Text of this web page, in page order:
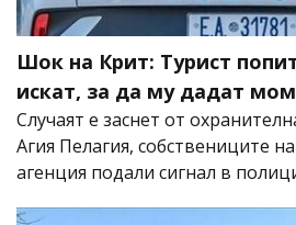
Шок на Крит: Турист
искат, за да му дадат
Случаят е заснет от
Агия Пелагия, собствениците
агенция подали сигнал в